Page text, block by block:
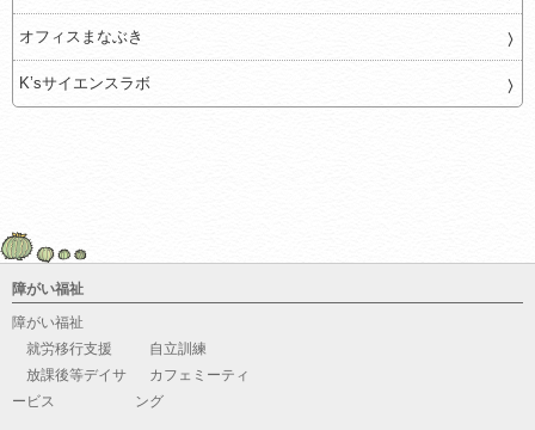
オフィスまなぶき
K’sサイエンスラボ
障がい福祉
障がい福祉
就労移行支援
自立訓練
放課後等デイサ
ービス
カフェミーティ
ング